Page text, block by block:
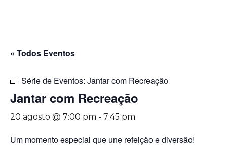
« Todos Eventos
Série de Eventos: Jantar com Recreação
Jantar com Recreação
20 agosto @ 7:00 pm - 7:45 pm
Um momento especial que une refeição e diversão!